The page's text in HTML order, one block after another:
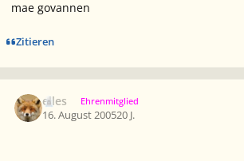
mae govannen
Zitieren
elles Ehrenmitglied
16. August 200520 J.